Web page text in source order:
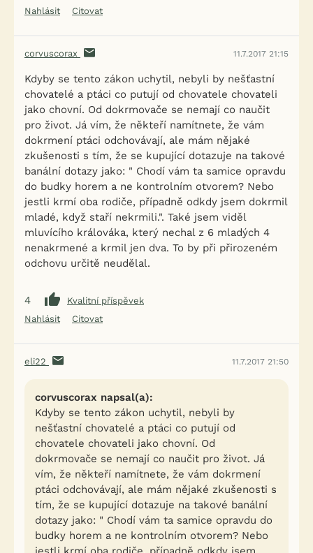
Nahlásit
Citovat
corvuscorax 11.7.2017 21:15
Kdyby se tento zákon uchytil, nebyli by nešťastní
chovatelé a ptáci co putují od chovatele chovateli
jako chovní. Od dokrmovače se nemají co naučit
pro život. Já vím, že někteří namítnete, že vám
dokrmení ptáci odchovávají, ale mám nějaké
zkušenosti s tím, že se kupující dotazuje na takové
banální dotazy jako: " Chodí vám ta samice opravdu
do budky horem a ne kontrolním otvorem? Nebo
jestli krmí oba rodiče, případně odkdy jsem dokrmil
mladé, když staří nekrmili.". Také jsem viděl
mluvícího králováka, který nechal z 6 mladých 4
nenakrmené a krmil jen dva. To by při přirozeném
odchovu určitě neudělal.
4
Kvalitní příspěvek
Nahlásit
Citovat
eli22 11.7.2017 21:50
corvuscorax napsal(a):
Kdyby se tento zákon uchytil, nebyli by
nešťastní chovatelé a ptáci co putují od
chovatele chovateli jako chovní. Od
dokrmovače se nemají co naučit pro život. Já
vím, že někteří namítnete, že vám dokrmení
ptáci odchovávají, ale mám nějaké zkušenosti s
tím, že se kupující dotazuje na takové banální
dotazy jako: " Chodí vám ta samice opravdu do
budky horem a ne kontrolním otvorem? Nebo